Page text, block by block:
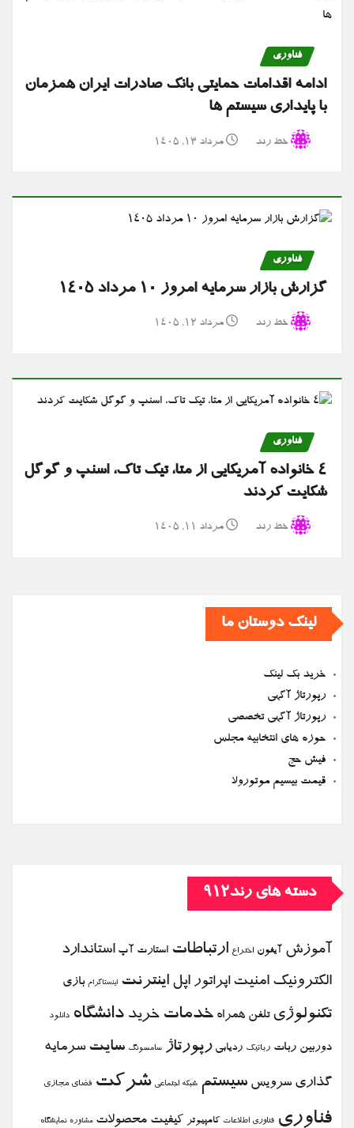
فناوری
ادامه اقدامات حمایتی بانک صادرات ایران همزمان
با پایداری سیستم ها
خط رند مرداد ۱۳, ۱۴۰۵
فناوری
گزارش بازار سرمایه امروز ۱۰ مرداد ۱۴۰۵
خط رند مرداد ۱۲, ۱۴۰۵
فناوری
۴ خانواده آمریکایی از متا، تیک تاک، اسنپ و گوگل
شکایت کردند
خط رند مرداد ۱۱, ۱۴۰۵
لینک دوستان ما
خرید بک لینک
رپورتاژ آگهی
رپورتاژ آگهی تخصصی
حوزه های انتخابیه مجلس
فیش حج
قیمت بیسیم موتورولا
دسته های رند912
آموزش آیفون اختراع ارتباطات استارت آپ استاندارد
الكترونیك امنیت اپراتور اپل اینترنت اینستاگرام بازی
تكنولوژی تلفن همراه خدمات خرید دانشگاه دانلود
دوربین ربات رباتیك ردیابی رپورتاژ سامسونگ سایت سرمایه
گذاری سرویس سیستم شبكه اجتماعی شركت فضای مجازی
فناوری فناوری اطلاعات كامپیوتر كیفیت محصولات مشاوره نمایشگاه